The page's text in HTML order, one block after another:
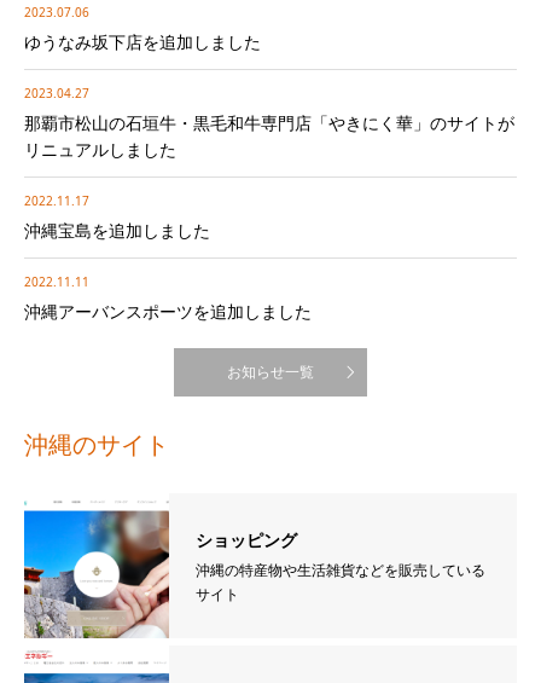
2023.07.06
ゆうなみ坂下店を追加しました
2023.04.27
那覇市松山の石垣牛・黒毛和牛専門店「やきにく華」のサイトが
リニュアルしました
2022.11.17
沖縄宝島を追加しました
2022.11.11
沖縄アーバンスポーツを追加しました
お知らせ一覧
沖縄のサイト
ショッピング
沖縄の特産物や生活雑貨などを販売している
サイト